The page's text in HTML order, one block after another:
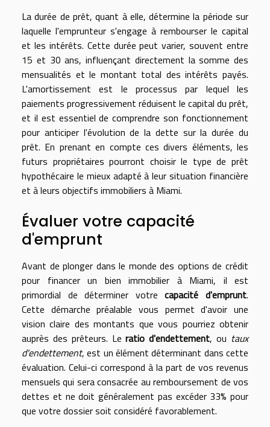
La durée de prêt, quant à elle, détermine la période sur
laquelle l'emprunteur s'engage à rembourser le capital
et les intérêts. Cette durée peut varier, souvent entre
15 et 30 ans, influençant directement la somme des
mensualités et le montant total des intérêts payés.
L'amortissement est le processus par lequel les
paiements progressivement réduisent le capital du prêt,
et il est essentiel de comprendre son fonctionnement
pour anticiper l'évolution de la dette sur la durée du
prêt. En prenant en compte ces divers éléments, les
futurs propriétaires pourront choisir le type de prêt
hypothécaire le mieux adapté à leur situation financière
et à leurs objectifs immobiliers à Miami.
Évaluer votre capacité
d'emprunt
Avant de plonger dans le monde des options de crédit
pour financer un bien immobilier à Miami, il est
primordial de déterminer votrecapacité d'emprunt.
Cette démarche préalable vous permet d'avoir une
vision claire des montants que vous pourriez obtenir
auprès des prêteurs. Leratio d'endettement, ou taux
d'endettement, est un élément déterminant dans cette
évaluation. Celui-ci correspond à la part de vos revenus
mensuels qui sera consacrée au remboursement de vos
dettes et ne doit généralement pas excéder 33% pour
que votre dossier soit considéré favorablement.